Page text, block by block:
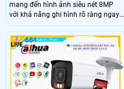
mang đến hình ảnh siêu nét 8MP
với khả năng ghi hình rõ ràng ngay
cả ban đêm nhờ hồng ngoại 50m và
đèn LED ánh sáng ấm 40m Mic thu
âm tích hợp giúp lưu lại âm thanh
chuẩn xác trong mọi tình huống AI
thông minh phân biệt người và
phương tiện hạn chế cảnh báo giả
giúp giám sát hiệu quả hơn
661